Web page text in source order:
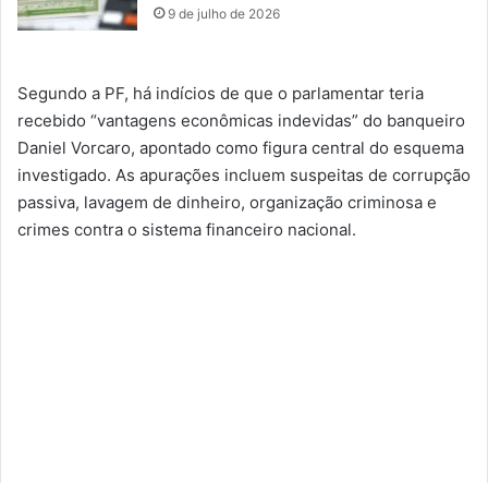
9 de julho de 2026
Segundo a PF, há indícios de que o parlamentar teria
recebido “vantagens econômicas indevidas” do banqueiro
Daniel Vorcaro, apontado como figura central do esquema
investigado. As apurações incluem suspeitas de corrupção
passiva, lavagem de dinheiro, organização criminosa e
crimes contra o sistema financeiro nacional.